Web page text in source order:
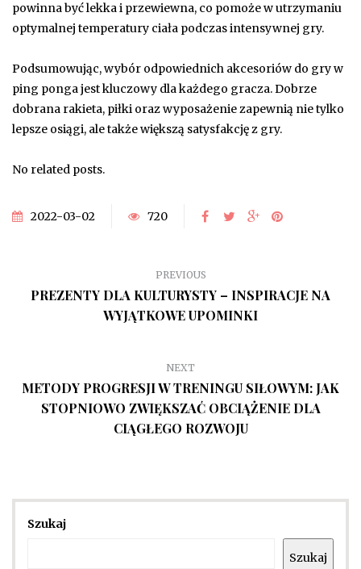
powinna być lekka i przewiewna, co pomoże w utrzymaniu
optymalnej temperatury ciała podczas intensywnej gry.
Podsumowując, wybór odpowiednich akcesoriów do gry w
ping ponga jest kluczowy dla każdego gracza. Dobrze
dobrana rakieta, piłki oraz wyposażenie zapewnią nie tylko
lepsze osiągi, ale także większą satysfakcję z gry.
No related posts.
2022-03-02 720
PREVIOUS
PREZENTY DLA KULTURYSTY – INSPIRACJE NA
WYJĄTKOWE UPOMINKI
NEXT
METODY PROGRESJI W TRENINGU SIŁOWYM: JAK
STOPNIOWO ZWIĘKSZAĆ OBCIĄŻENIE DLA
CIĄGŁEGO ROZWOJU
Szukaj
Szukaj